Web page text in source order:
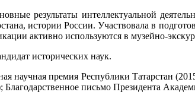
результаты интеллектуальной
истории России. Участвовала в
активно используются в музейно-
исторических наук.
научная премия Республики Татарстан
письмо Президента